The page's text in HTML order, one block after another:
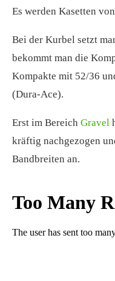
Es werden Kasetten
Bei der Kurbel setzt
bekommt man die
Kompakte mit 52/36
(Dura-Ace).
Erst im Bereich Gravel
kräftig nachgezogen
Bandbreiten an.